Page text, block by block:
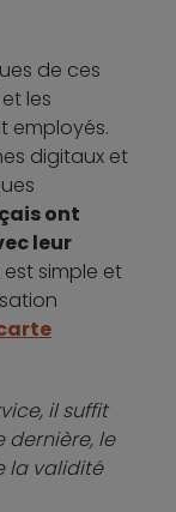
de ces
les
employés.
digitaux et
ont
leur
est simple et
il suffit
dernière, le
la validité